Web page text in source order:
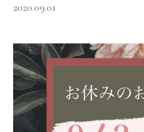
2020.09.01